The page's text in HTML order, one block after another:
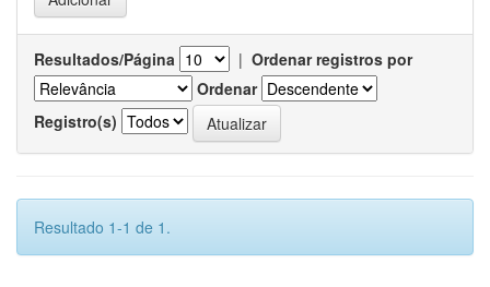
Resultados/Página | Ordenar registros por
Ordenar
Registro(s)
Resultado 1-1 de 1.